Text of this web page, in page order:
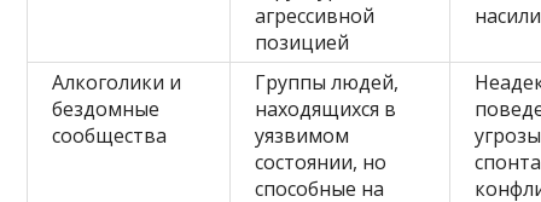
агрессивной
позицией
Алкоголики и
бездомные
сообщества
Группы людей,
находящихся в
уязвимом
состоянии, но
способные на